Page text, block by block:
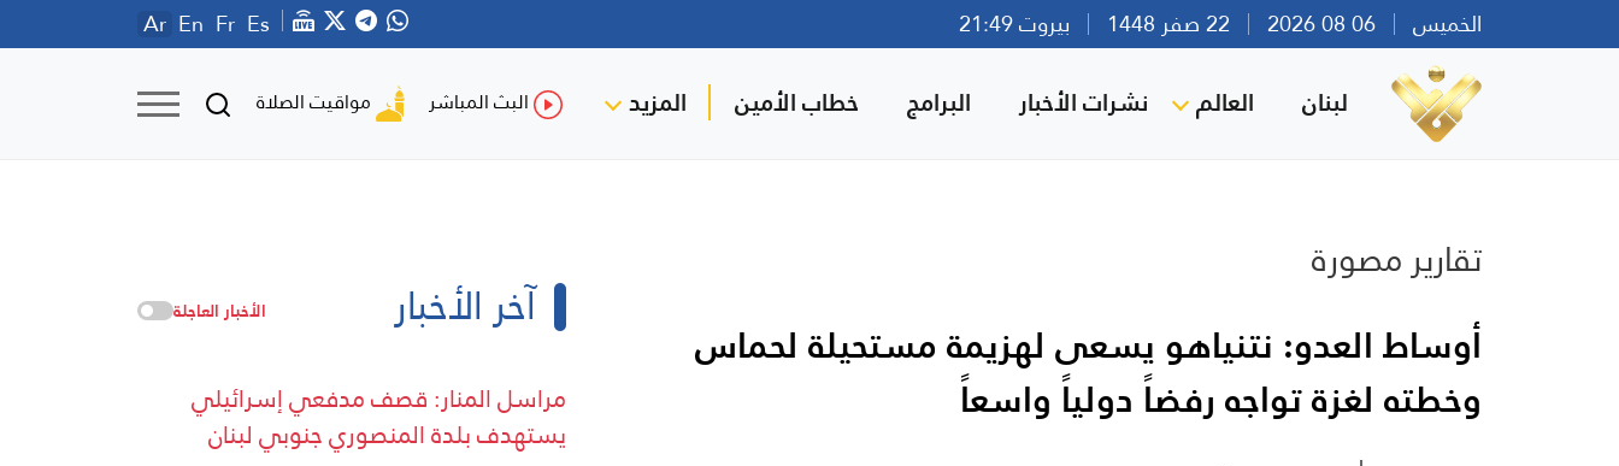
الخميس بيروت 21:49 Ar En Fr Es
لبنان العالم نشرات الأخبار البرامج خطاب الأمين المزيد البث المباشر مواقيت الصلاة
تقارير مصورة
أوساط العدو: نتنياهو يسعى لهزيمة مستحيلة لحماس
وخطته لغزة تواجه رفضاً دولياً واسعاً
آخر الأخبار الأخبار العاجلة
مراسل المنار: قصف مدفعي إسرائيلي
يستهدف بلدة المنصوري جنوبي لبنان